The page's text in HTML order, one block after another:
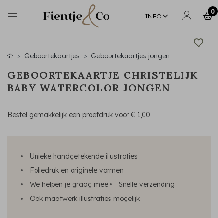
INFO
0
Geboortekaartjes Geboortekaartjes jongen
GEBOORTEKAARTJE CHRISTELIJK
BABY WATERCOLOR JONGEN
Bestel gemakkelijk een proefdruk voor€ 1,00
Unieke handgetekende illustraties
Foliedruk en originele vormen
We helpen je graag mee
Snelle verzending
Ook maatwerk illustraties mogelijk